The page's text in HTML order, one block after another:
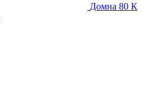
Домна 80 К